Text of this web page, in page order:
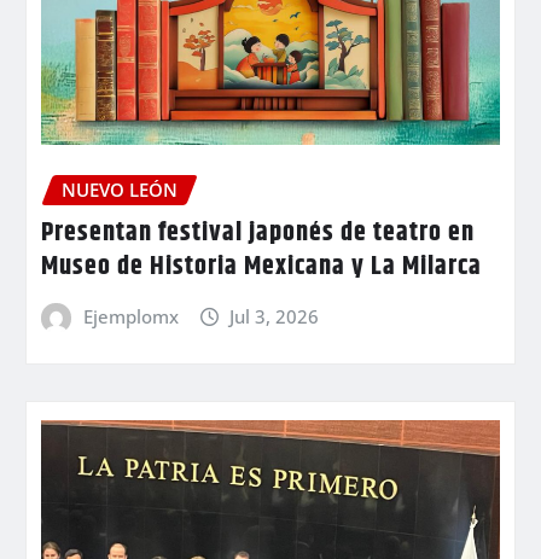
NUEVO LEÓN
Presentan festival japonés de teatro en
Museo de Historia Mexicana y La Milarca
Ejemplomx Jul 3, 2026